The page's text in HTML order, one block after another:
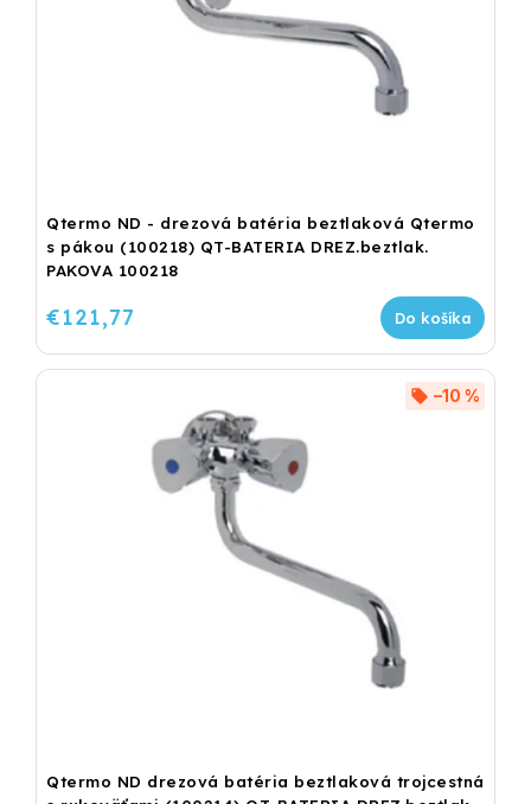
Qtermo ND - drezová batéria beztlaková Qtermo
s pákou (100218) QT-BATERIA DREZ.beztlak.
PAKOVA 100218
€121,77 Do košíka
Qtermo ND drezová batéria beztlaková trojcestná
–10 %